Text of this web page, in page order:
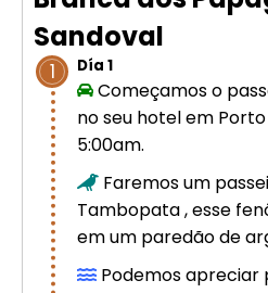
Cusco –
estrelas | Machu
Excursão de luxo de
Cusco: Machu
estrelas
Sandoval
1 Día 1
Começamos o
no seu hotel em
5:00am.
Faremos um
Tambopata , esse
em um paredão de
Podemos apreciar